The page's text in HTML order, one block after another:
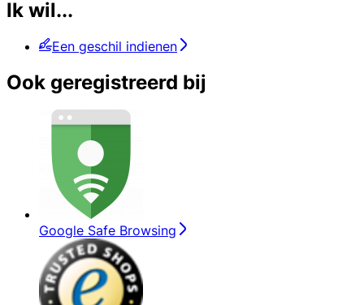
Ik wil...
Een geschil indienen
Ook geregistreerd bij
Google Safe Browsing